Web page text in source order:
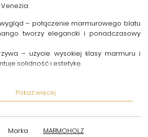
– połączenie marmurowego blatu
tworzy elegancki i ponadczasowy
– użycie wysokiej klasy marmuru i
solidność i estetykę.
– solidna baza z drewna mango
na codzienne użytkowanie.
Pokaż więcej
Marka
MARMOHOLZ